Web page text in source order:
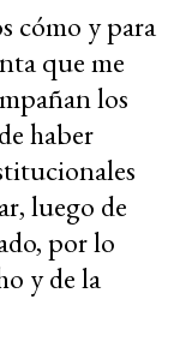
cómo y para
que me
los
haber
luego de
por lo
y de la